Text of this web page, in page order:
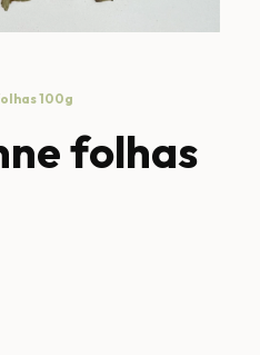
100g
folhas